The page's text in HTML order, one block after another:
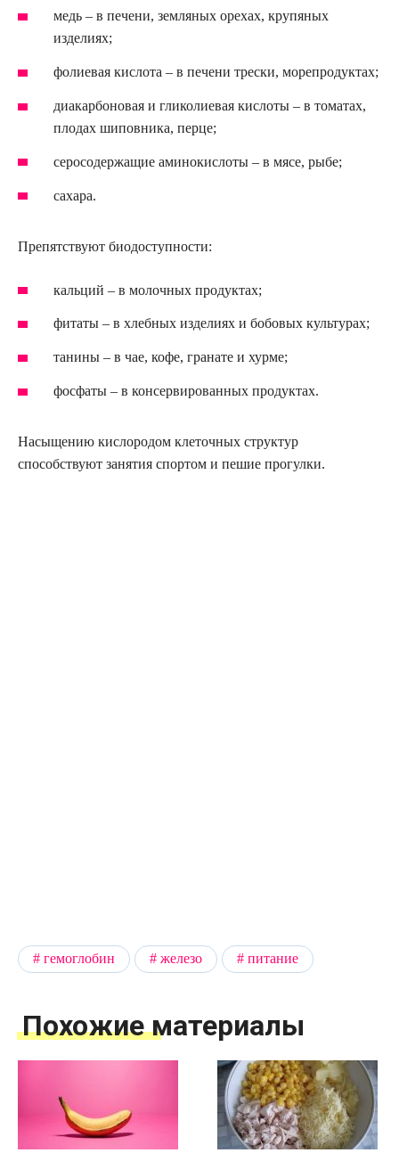
медь – в печени, земляных орехах, крупяных
изделиях;
фолиевая кислота – в печени трески, морепродуктах;
диакарбоновая и гликолиевая кислоты – в томатах,
плодах шиповника, перце;
серосодержащие аминокислоты – в мясе, рыбе;
сахара.
Препятствуют биодоступности:
кальций – в молочных продуктах;
фитаты – в хлебных изделиях и бобовых культурах;
танины – в чае, кофе, гранате и хурме;
фосфаты – в консервированных продуктах.
Насыщению кислородом клеточных структур
способствуют занятия спортом и пешие прогулки.
гемоглобин железо питание
Похожие материалы